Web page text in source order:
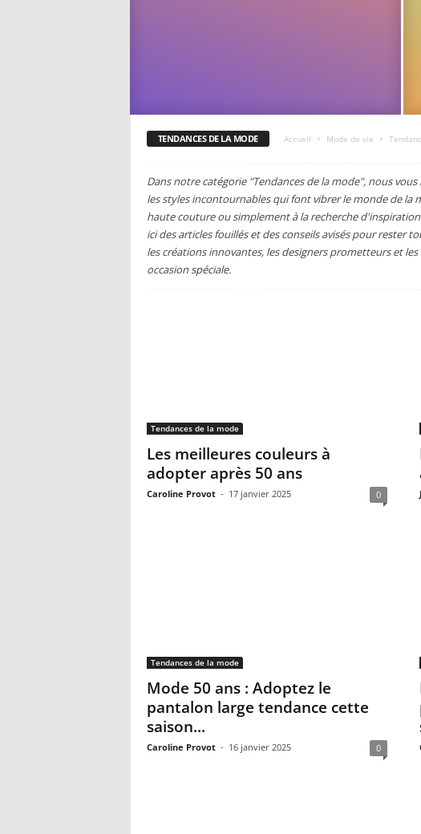
TENDANCES DE LA MODE Accueil Mode de vie
Dans notre catégorie "Tendances de la mode", nous
les styles incontournables qui font vibrer le monde de la
haute couture ou simplement à la recherche
ici des articles fouillés et des conseils avisés pour rester
les créations innovantes, les designers prometteurs et
occasion spéciale.
Tendances de la mode
Les meilleures couleurs à
adopter après 50 ans
Caroline Provot - 17 janvier 2025 0
Tendances de la mode
Mode 50 ans : Adoptez le
pantalon large tendance cette
saison...
Caroline Provot - 16 janvier 2025 0